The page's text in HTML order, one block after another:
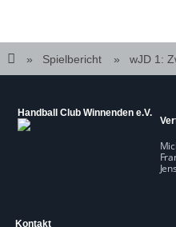
Spielbericht wJD 1:
Handball Club Winnenden e.V.
Kontakt